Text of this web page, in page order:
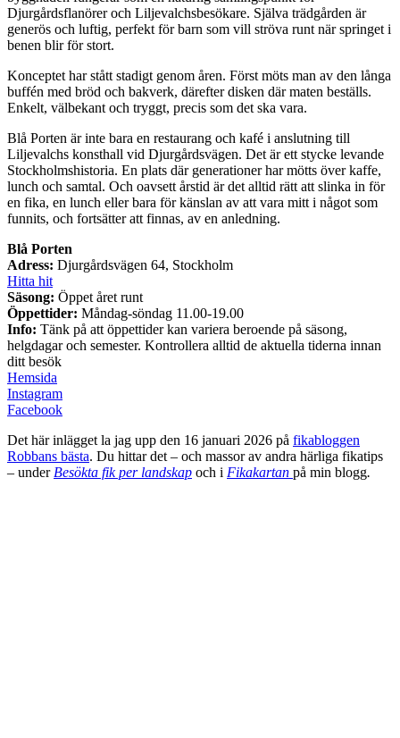
Djurgårdsflanörer och Liljevalchsbesökare. Själva trädgården är
generös och luftig, perfekt för barn som vill ströva runt när springet i
benen blir för stort.
Konceptet har stått stadigt genom åren. Först möts man av den långa
buffén med bröd och bakverk, därefter disken där maten beställs.
Enkelt, välbekant och tryggt, precis som det ska vara.
Blå Porten är inte bara en restaurang och kafé i anslutning till
Liljevalchs konsthall vid Djurgårdsvägen. Det är ett stycke levande
Stockholmshistoria. En plats där generationer har mötts över kaffe,
lunch och samtal. Och oavsett årstid är det alltid rätt att slinka in för
en fika, en lunch eller bara för känslan av att vara mitt i något som
funnits, och fortsätter att finnas, av en anledning.
Blå Porten
Adress: Djurgårdsvägen 64, Stockholm
Hitta hit
Säsong: Öppet året runt
Öppettider: Måndag-söndag 11.00-19.00
Info: Tänk på att öppettider kan variera beroende på säsong,
helgdagar och semester. Kontrollera alltid de aktuella tiderna innan
ditt besök
Hemsida
Instagram
Facebook
Det här inlägget la jag upp den 16 januari 2026 på fikabloggen
Robbans bästa. Du hittar det – och massor av andra härliga fikatips
– under Besökta fik per landskap och i Fikakartan på min blogg.